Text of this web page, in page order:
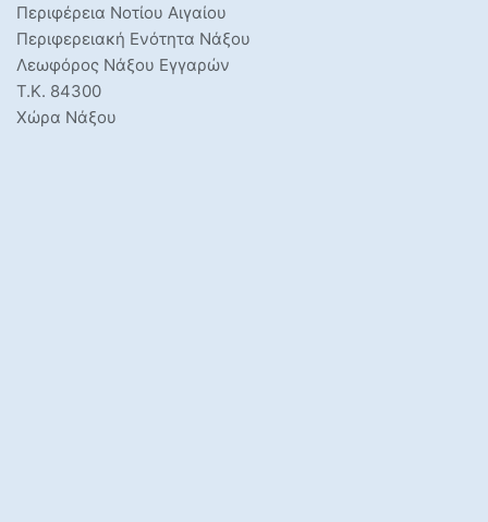
Περιφέρεια Νοτίου Αιγαίου
Περιφερειακή Ενότητα Νάξου
Λεωφόρος Νάξου Εγγαρών
Τ.Κ. 84300
Χώρα Νάξου